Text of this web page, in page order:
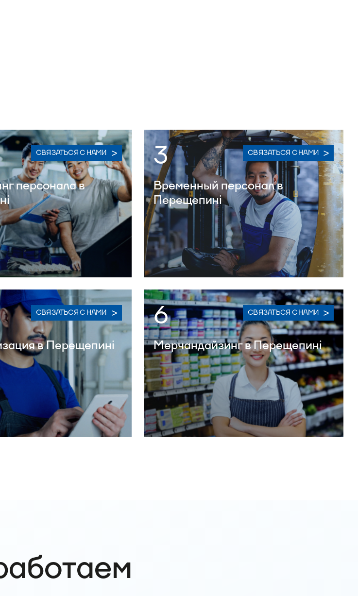
СВЯЗАТЬСЯ С НАМИ
персонала в
3 СВЯЗАТЬСЯ С НАМИ
Временный персонал в
Перещепині
СВЯЗАТЬСЯ С НАМИ
в Перещепині
6 СВЯЗАТЬСЯ С НАМИ
Мерчандайзинг в Перещепині